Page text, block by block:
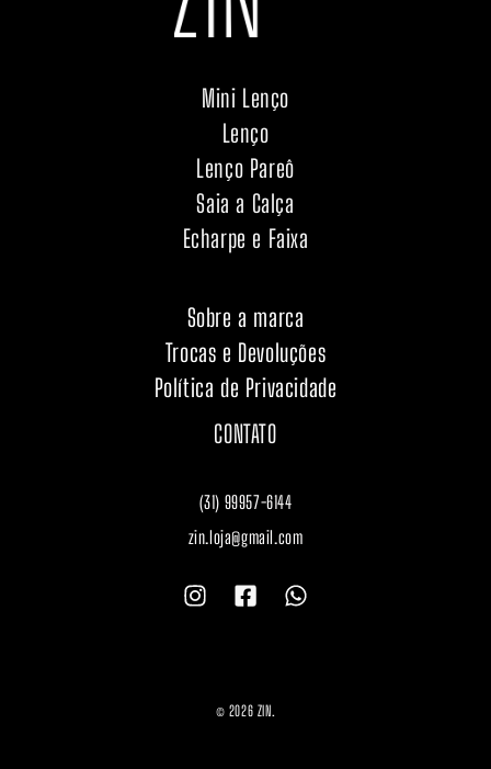
Mini Lenço
Lenço
Lenço Pareô
Saia a Calça
Echarpe e Faixa
Sobre a marca
Trocas e Devoluções
Política de Privacidade
CONTATO
(31) 99957-6144
zin.loja@gmail.com
© 2026 ZIN.